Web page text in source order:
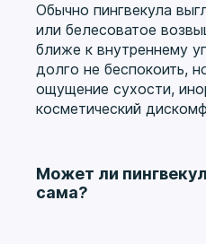
Обычно пингвекула
или белесоватое
ближе к внутреннему
долго не беспокоить,
ощущение сухости,
косметический
Может ли
сама?